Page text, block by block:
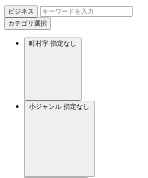
ビジネス
カテゴリ選択
町村字 指定なし
小ジャンル 指定なし